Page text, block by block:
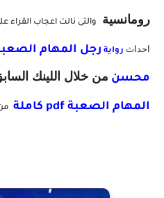
رومانسية والتى نالت اعجاب القراء
احداث رواية رجل المهام
محسن من خلال اللينك
المهام الصعبة pdf كاملة